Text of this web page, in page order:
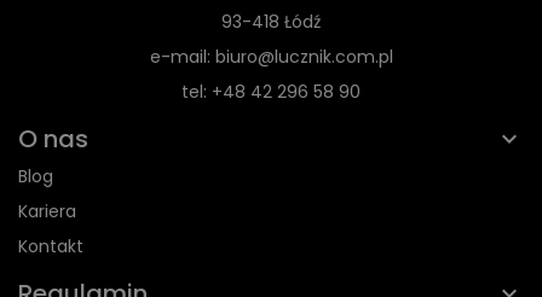
93-418 Łódź
e-mail: biuro@lucznik.com.pl
tel: +48 42 296 58 90
O nas
Blog
Kariera
Kontakt